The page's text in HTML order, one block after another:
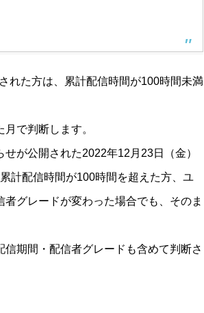
れた方は、累計配信時間が100時間未満
で判断します。
が公開された2022年12月23日（金）
計配信時間が100時間を超えた方、ユ
グレードが変わった場合でも、そのま
期間・配信者グレードも含めて判断さ